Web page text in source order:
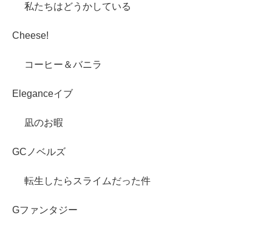
私たちはどうかしている
Cheese!
コーヒー＆バニラ
Eleganceイブ
凪のお暇
GCノベルズ
転生したらスライムだった件
Gファンタジー